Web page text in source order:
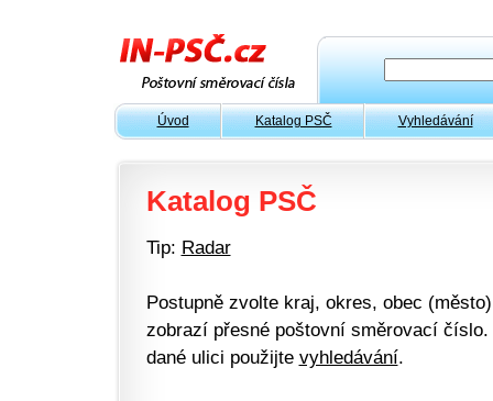
Úvod Katalog PSČ Vyhledávání
Katalog PSČ
Tip: Radar
Postupně zvolte kraj, okres, obec
zobrazí přesné poštovní směrovací
dané ulici použijte vyhledávání.